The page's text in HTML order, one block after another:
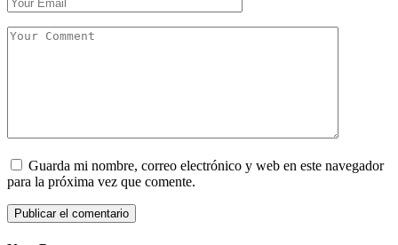
Guarda mi nombre, correo electrónico y web en este navegador
para la próxima vez que comente.